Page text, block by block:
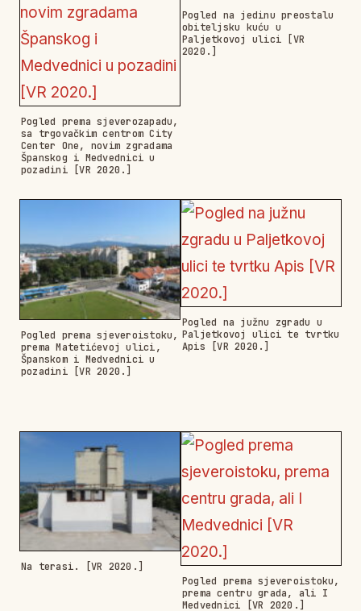
Pogled prema sjeverozapadu,
sa trgovačkim centrom City
Center One, novim zgradama
Španskog i Medvednici u
pozadini [VR 2020.]
Pogled na jedinu preostalu
obiteljsku kuću u
Paljetkovoj ulici [VR
2020.]
Pogled prema sjeveroistoku,
prema Matetićevoj ulici,
Španskom i Medvednici u
pozadini [VR 2020.]
Pogled na južnu zgradu u
Paljetkovoj ulici te tvrtku
Apis [VR 2020.]
Na terasi. [VR 2020.]
Pogled prema sjeveroistoku,
prema centru grada, ali I
Medvednici [VR 2020.]